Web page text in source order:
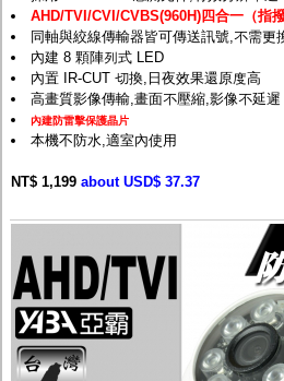
AHD/TVI/CVI/CVBS(960H)四合一（指撥
同軸與絞線傳輸器皆可傳送訊號,不需更
內建 8 顆陣列式 LED
內置 IR-CUT 切換,日夜效果還原度高
高畫質影像傳輸,畫面不壓縮,影像不延遲
內建防雷擊保護晶片
本機不防水,適室內使用
NT$ 1,199 about USD$ 37.37